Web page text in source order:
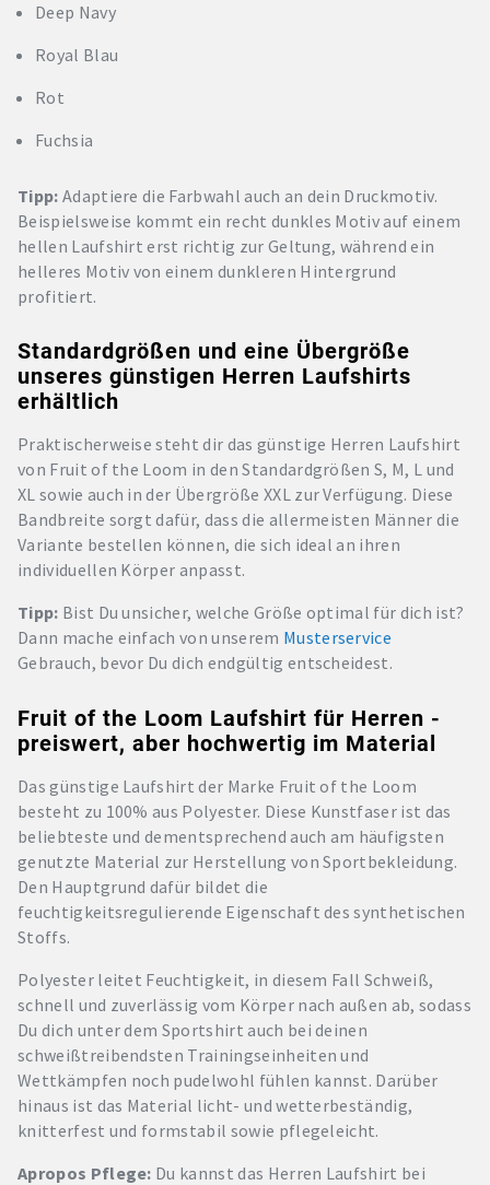
Deep Navy
Royal Blau
Rot
Fuchsia
Tipp: Adaptiere die Farbwahl auch an dein Druckmotiv.
Beispielsweise kommt ein recht dunkles Motiv auf einem
hellen Laufshirt erst richtig zur Geltung, während ein
helleres Motiv von einem dunkleren Hintergrund
profitiert.
Standardgrößen und eine Übergröße
unseres günstigen Herren Laufshirts
erhältlich
Praktischerweise steht dir das günstige Herren Laufshirt
von Fruit of the Loom in den Standardgrößen S, M, L und
XL sowie auch in der Übergröße XXL zur Verfügung. Diese
Bandbreite sorgt dafür, dass die allermeisten Männer die
Variante bestellen können, die sich ideal an ihren
individuellen Körper anpasst.
Tipp: Bist Du unsicher, welche Größe optimal für dich ist?
Dann mache einfach von unserem Musterservice
Gebrauch, bevor Du dich endgültig entscheidest.
Fruit of the Loom Laufshirt für Herren -
preiswert, aber hochwertig im Material
Das günstige Laufshirt der Marke Fruit of the Loom
besteht zu 100% aus Polyester. Diese Kunstfaser ist das
beliebteste und dementsprechend auch am häufigsten
genutzte Material zur Herstellung von Sportbekleidung.
Den Hauptgrund dafür bildet die
feuchtigkeitsregulierende Eigenschaft des synthetischen
Stoffs.
Polyester leitet Feuchtigkeit, in diesem Fall Schweiß,
schnell und zuverlässig vom Körper nach außen ab, sodass
Du dich unter dem Sportshirt auch bei deinen
schweißtreibendsten Trainingseinheiten und
Wettkämpfen noch pudelwohl fühlen kannst. Darüber
hinaus ist das Material licht- und wetterbeständig,
knitterfest und formstabil sowie pflegeleicht.
Apropos Pflege: Du kannst das Herren Laufshirt bei